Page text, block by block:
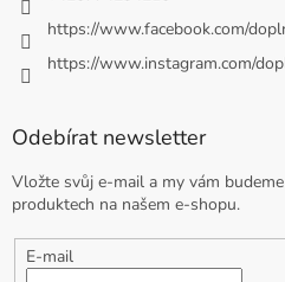
https://www.facebook.com/
https://www.instagram.com/
Odebírat newsletter
Vložte svůj e-mail a my vám
produktech na našem e-shopu.
E-mail